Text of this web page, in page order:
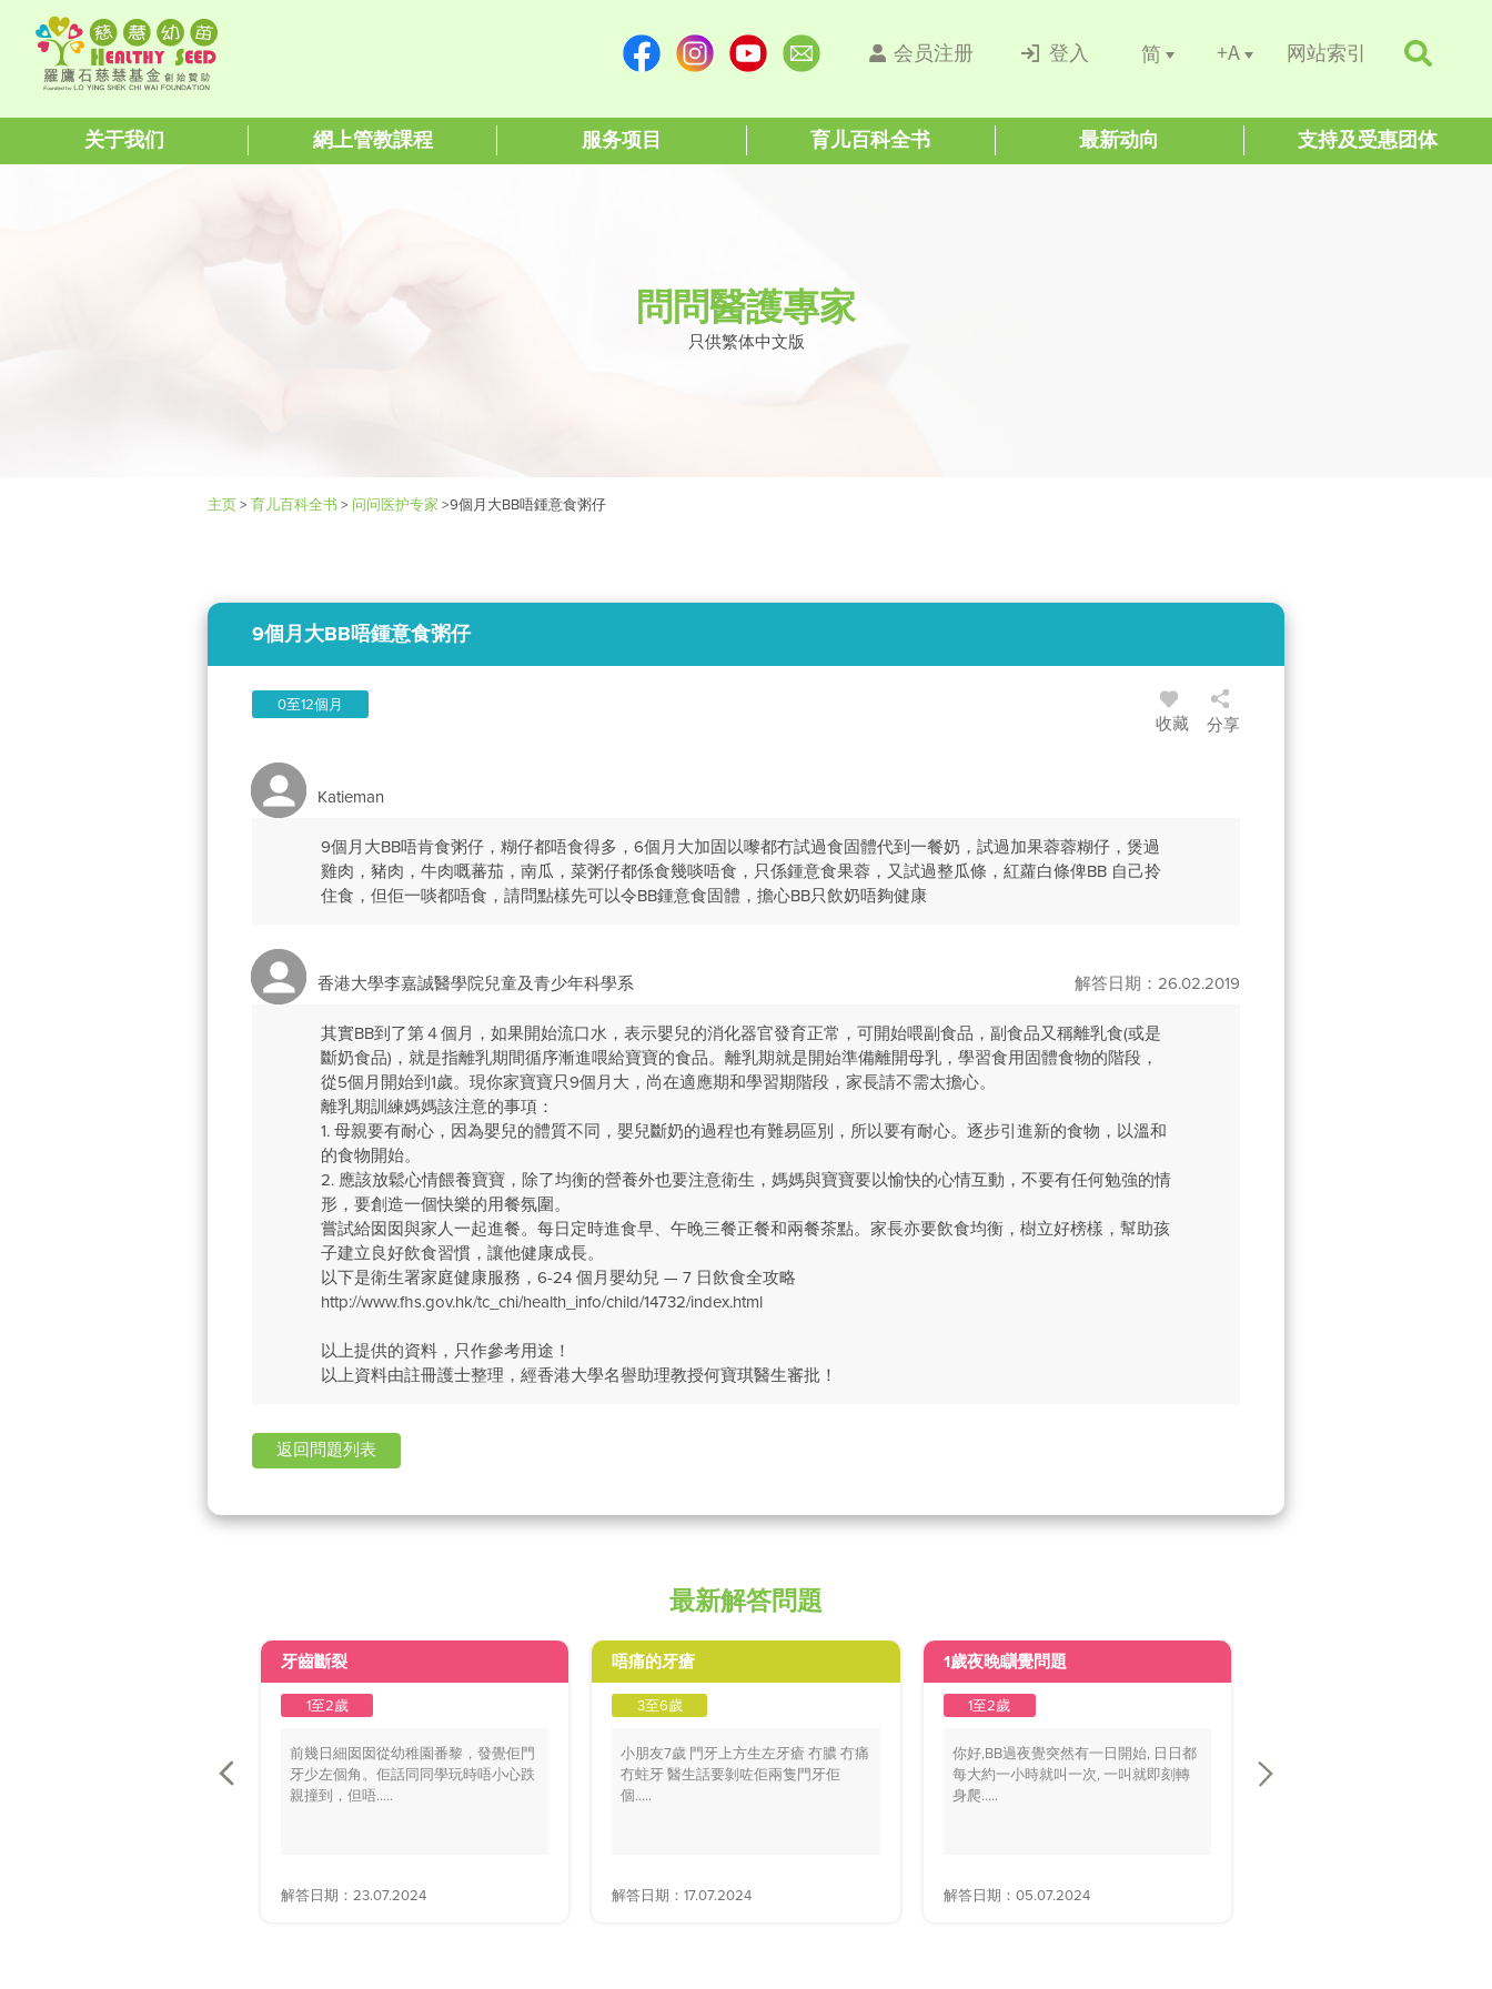
会员注册 登入 简 +A 网站索引
关于我们 網上管教課程 服务项目 育儿百科全书 最新动向 支持及受惠团体
問問醫護專家
只供繁体中文版
主页> 育儿百科全书 > 问问医护专家 >9個月大BB唔鍾意食粥仔
9個月大BB唔鍾意食粥仔
0至12個月
收藏 分享
Katieman
9個月大BB唔肯食粥仔，糊仔都唔食得多，6個月大加固以嚟都冇試過食固體代到一餐奶，試過加果蓉蓉糊仔，煲過
雞肉，豬肉，牛肉嘅蕃茄，南瓜，菜粥仔都係食幾啖唔食，只係鍾意食果蓉，又試過整瓜條，紅蘿白條俾BB 自己拎
住食，但佢一啖都唔食，請問點樣先可以令BB鍾意食固體，擔心BB只飲奶唔夠健康
香港大學李嘉誠醫學院兒童及青少年科學系 解答日期：26.02.2019
其實BB到了第４個月，如果開始流口水，表示嬰兒的消化器官發育正常，可開始喂副食品，副食品又稱離乳食(或是
斷奶食品)，就是指離乳期間循序漸進喂給寶寶的食品。離乳期就是開始準備離開母乳，學習食用固體食物的階段，
從5個月開始到1歲。現你家寶寶只9個月大，尚在適應期和學習期階段，家長請不需太擔心。
離乳期訓練媽媽該注意的事項：
1. 母親要有耐心，因為嬰兒的體質不同，嬰兒斷奶的過程也有難易區別，所以要有耐心。逐步引進新的食物，以溫和
的食物開始。
2. 應該放鬆心情餵養寶寶，除了均衡的營養外也要注意衛生，媽媽與寶寶要以愉快的心情互動，不要有任何勉強的情
形，要創造一個快樂的用餐氛圍。
嘗試給囡囡與家人一起進餐。每日定時進食早、午晚三餐正餐和兩餐茶點。家長亦要飲食均衡，樹立好榜樣，幫助孩
子建立良好飲食習慣，讓他健康成長。
以下是衛生署家庭健康服務，6-24 個月嬰幼兒 — 7 日飲食全攻略
http://www.fhs.gov.hk/tc_chi/health_info/child/14732/index.html
以上提供的資料，只作參考用途！
以上資料由註冊護士整理，經香港大學名譽助理教授何寶琪醫生審批！
返回問題列表
最新解答問題
牙齒斷裂
1至2歲
前幾日細囡囡從幼稚園番黎，發覺佢門
牙少左個角。佢話同同學玩時唔小心跌
親撞到，但唔.....
解答日期：23.07.2024
唔痛的牙瘡
3至6歲
小朋友7歲 門牙上方生左牙瘡 冇膿 冇痛
冇蛀牙 醫生話要剝咗佢兩隻門牙佢
個.....
解答日期：17.07.2024
1歲夜晚瞓覺問題
1至2歲
你好,BB過夜覺突然有一日開始, 日日都
每大約一小時就叫一次, 一叫就即刻轉
身爬.....
解答日期：05.07.2024